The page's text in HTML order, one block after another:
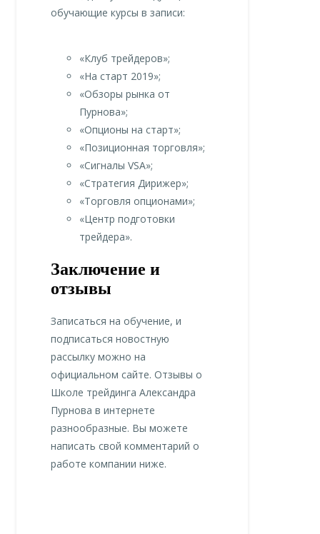
обучающие курсы в записи:
«Клуб трейдеров»;
«На старт 2019»;
«Обзоры рынка от
Пурнова»;
«Опционы на старт»;
«Позиционная торговля»;
«Сигналы VSA»;
«Стратегия Дирижер»;
«Торговля опционами»;
«Центр подготовки
трейдера».
Заключение и
отзывы
Записаться на обучение, и
подписаться новостную
рассылку можно на
официальном сайте. Отзывы о
Школе трейдинга Александра
Пурнова в интернете
разнообразные. Вы можете
написать свой комментарий о
работе компании ниже.